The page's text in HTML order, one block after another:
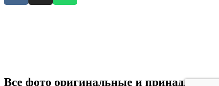
Все фото оригинальные и принадлежат